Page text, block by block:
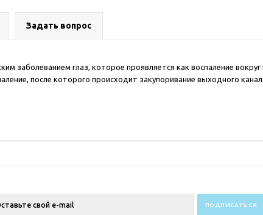
Задать вопрос
заболеванием глаз, которое проявляется как воспаление
после которого происходит закупоривание выходного